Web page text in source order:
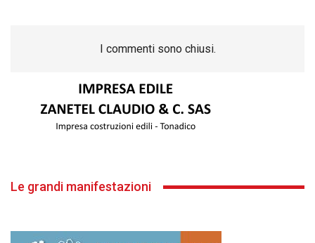
I commenti sono chiusi.
Le grandi manifestazioni